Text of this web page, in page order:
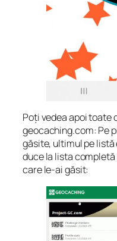
Poți vedea apoi toate
geocaching.com: Pe
găsite, ultimul pe listă
duce la lista
care le-ai găsit: